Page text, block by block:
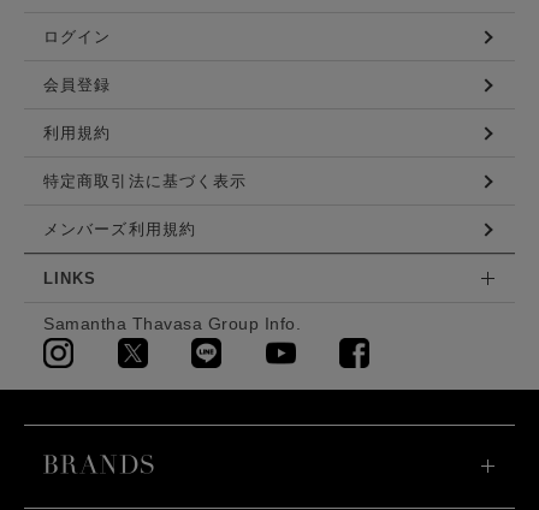
ログイン
会員登録
利用規約
特定商取引法に基づく表示
メンバーズ利用規約
LINKS
Samantha Thavasa Group Info.